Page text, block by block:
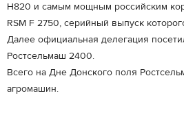
Н820 и самым мощным российским
RSM F 2750, серийный выпуск
Далее официальная делегация
Ростсельмаш 2400.
Всего на Дне Донского поля
агромашин.